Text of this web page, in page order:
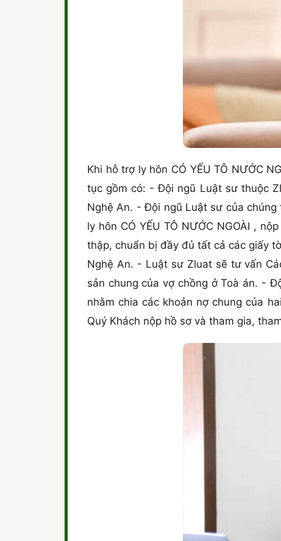
Khi hỗ trợ ly hôn CÓ YẾU TÔ NƯỚC
tục gồm có: - Đội ngũ Luật sư thuộc
Nghệ An. - Đội ngũ Luật sư của
ly hôn CÓ YẾU TÔ NƯỚC NGOÀI ,
thập, chuẩn bị đầy đủ tất cả các giấy
Nghệ An. - Luật sư Zluat sẽ tư vấn
sản chung của vợ chồng ở Toà án. -
nhằm chia các khoản nợ chung của
Quý Khách nộp hồ sơ và tham gia,